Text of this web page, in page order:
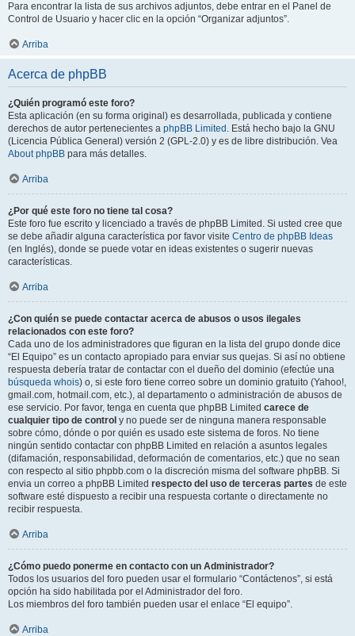
Para encontrar la lista de sus archivos adjuntos, debe entrar en el Panel de
Control de Usuario y hacer clic en la opción “Organizar adjuntos”.
Arriba
Acerca de phpBB
¿Quién programó este foro?
Esta aplicación (en su forma original) es desarrollada, publicada y contiene
derechos de autor pertenecientes a phpBB Limited . Está hecho bajo la GNU
(Licencia Pública General) versión 2 (GPL-2.0) y es de libre distribución. Vea
About phpBB para más detalles.
Arriba
¿Por qué este foro no tiene tal cosa?
Este foro fue escrito y licenciado a través de phpBB Limited. Si usted cree que
se debe añadir alguna característica por favor visite Centro de phpBB Ideas
(en Inglés), donde se puede votar en ideas existentes o sugerir nuevas
características.
Arriba
¿Con quién se puede contactar acerca de abusos o usos ilegales
relacionados con este foro?
Cada uno de los administradores que figuran en la lista del grupo donde dice
“El Equipo” es un contacto apropiado para enviar sus quejas. Si así no obtiene
respuesta debería tratar de contactar con el dueño del dominio (efectúe una
búsqueda whois) o, si este foro tiene correo sobre un dominio gratuito (Yahoo!,
gmail.com, hotmail.com, etc.), al departamento o administración de abusos de
ese servicio. Por favor, tenga en cuenta que phpBB Limited carece de
cualquier tipo de control y no puede ser de ninguna manera responsable
sobre cómo, dónde o por quién es usado este sistema de foros. No tiene
ningún sentido contactar con phpBB Limited en relación a asuntos legales
(difamación, responsabilidad, deformación de comentarios, etc.) que no sean
con respecto al sitio phpbb.com o la discreción misma del software phpBB. Si
envia un correo a phpBB Limited respecto del uso de terceras partes de este
software esté dispuesto a recibir una respuesta cortante o directamente no
recibir respuesta.
Arriba
¿Cómo puedo ponerme en contacto con un Administrador?
Todos los usuarios del foro pueden usar el formulario “Contáctenos”, si está
opción ha sido habilitada por el Administrador del foro.
Los miembros del foro también pueden usar el enlace “El equipo”.
Arriba